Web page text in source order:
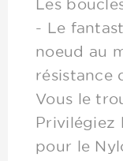
Les
- Le
noeud au
résistance
Vous le
Privilégiez
pour le